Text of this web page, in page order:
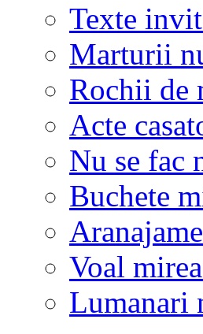
Texte
Marturii
Rochii de
Acte
Nu se fac
Buchete
Voal
Lumanari